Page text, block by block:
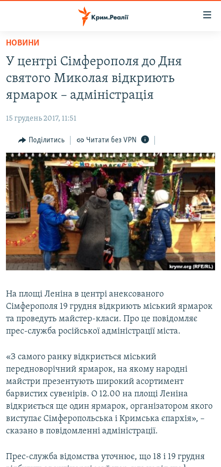
Перейти
основного
матеріалу
до
основної
навігації
Перейти
до
пошуку
ВОДА.КРИМ
БЛОГИ
ПОГЛЯД
ІНТЕРВ'Ю
ВСЕ ЗА ДЕНЬ
СПЕЦПРОЕКТИ
ДЕПОРТАЦІЯ
ВІДЕОУРОКИ «ELIFBE»
СВІДЧЕННЯ ОКУПАЦІЇ
УКРАЇНСЬКА ПРОБЛЕМА КРИМУ
ЯК ОБІЙТИ БЛОКУВАННЯ
Русский
Qırımtatar
Усі сайти RFE/RL
НОВИНИ
У центрі Сімферополя до Дня
святого Миколая відкриють
ярмарок – адміністрація
15 грудень 2017, 11:51
Поділитись Читати без VPN
На площі Леніна в центрі анексованого
Сімферополя 19 грудня відкриють міський ярмарок
та проведуть майстер-класи. Про це повідомляє
прес-служба російської адміністрації міста.
«З самого ранку відкриється міський
передноворічний ярмарок, на якому народні
майстри презентують широкий асортимент
барвистих сувенірів. О 12.00 на площі Леніна
відкриється ще один ярмарок, організатором якого
виступає Сімферопольська і Кримська єпархія», –
сказано в повідомленні адміністрації.
Прес-служба відомства уточнює, що 18 і 19 грудня